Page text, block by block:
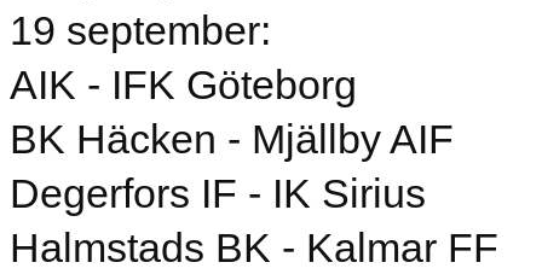
19 september:
AIK - IFK Göteborg
BK Häcken - Mjällby AIF
Degerfors IF - IK Sirius
Halmstads BK - Kalmar FF